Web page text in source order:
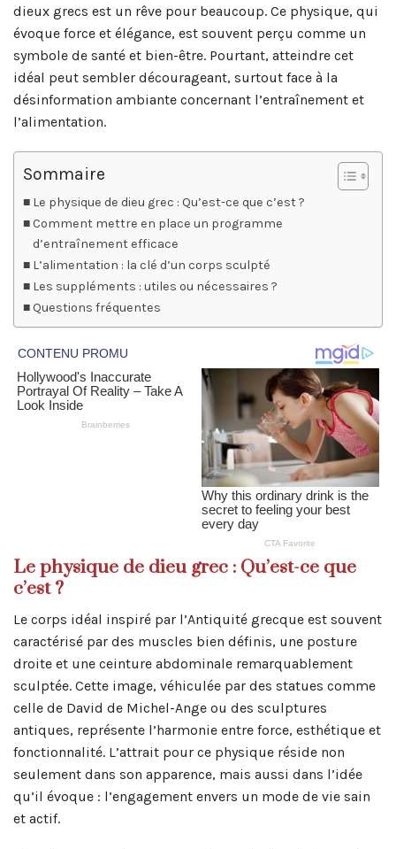
dieux grecs est un rêve pour beaucoup. Ce physique, qui
évoque force et élégance, est souvent perçu comme un
symbole de santé et bien-être. Pourtant, atteindre cet
idéal peut sembler décourageant, surtout face à la
désinformation ambiante concernant l’entraînement et
l’alimentation.
Sommaire
Le physique de dieu grec : Qu’est-ce que c’est ?
Comment mettre en place un programme
d’entraînement efficace
L’alimentation : la clé d’un corps sculpté
Les suppléments : utiles ou nécessaires ?
Questions fréquentes
Le physique de dieu grec : Qu’est-ce que
c’est ?
Le corps idéal inspiré par l’Antiquité grecque est souvent
caractérisé par des muscles bien définis, une posture
droite et une ceinture abdominale remarquablement
sculptée. Cette image, véhiculée par des statues comme
celle de David de Michel-Ange ou des sculptures
antiques, représente l’harmonie entre force, esthétique et
fonctionnalité. L’attrait pour ce physique réside non
seulement dans son apparence, mais aussi dans l’idée
qu’il évoque : l’engagement envers un mode de vie sain
et actif.